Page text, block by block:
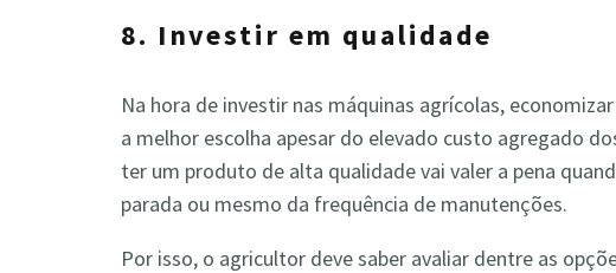
8. Investir em qualidade
Na hora de investir nas máquinas agrícolas,
a melhor escolha apesar do elevado custo agregado
ter um produto de alta qualidade vai valer a pena
parada ou mesmo da frequência de manutenções.
Por isso, o agricultor deve saber avaliar dentre as